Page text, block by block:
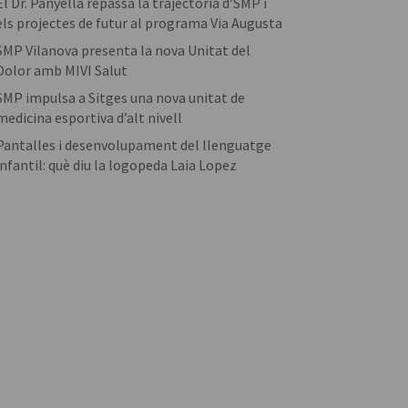
projectes de futur al programa Via Augusta
Vilanova presenta la nova Unitat del
amb MIVI Salut
impulsa a Sitges una nova unitat de
esportiva d’alt nivell
i desenvolupament del llenguatge
què diu la logopeda Laia Lopez